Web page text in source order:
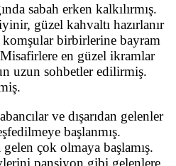
sabah erken kalkılırmış.
güzel kahvaltı hazırlanır
birbirlerine bayram
en güzel ikramlar
uzun sohbetler edilirmiş.
ve dışarıdan gelenler
başlanmış.
çok olmaya başlamış.
pansiyon gibi gelenlere